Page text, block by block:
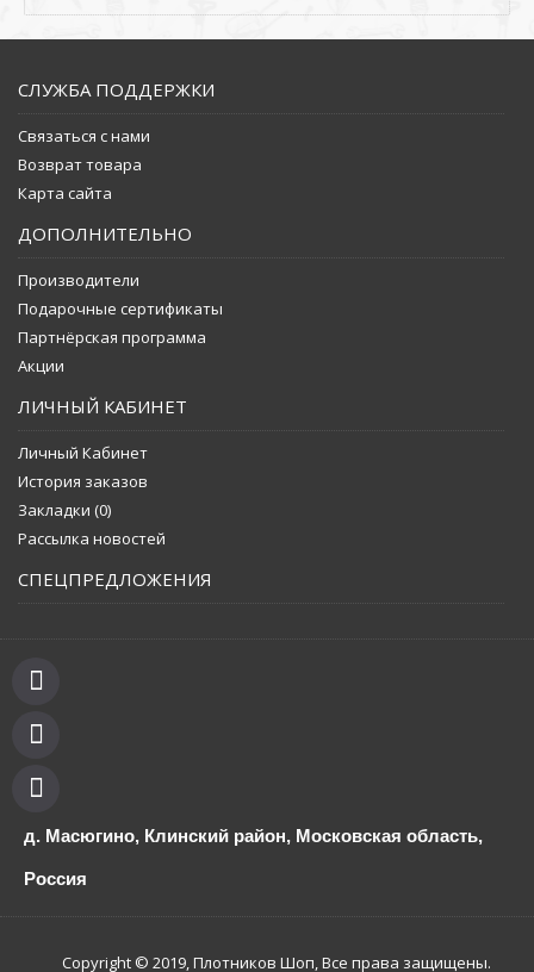
СЛУЖБА ПОДДЕРЖКИ
Связаться с нами
Возврат товара
Карта сайта
ДОПОЛНИТЕЛЬНО
Производители
Подарочные сертификаты
Партнёрская программа
Акции
ЛИЧНЫЙ КАБИНЕТ
Личный Кабинет
История заказов
Закладки (0)
Рассылка новостей
СПЕЦПРЕДЛОЖЕНИЯ
д. Масюгино, Клинский район, Московская область,
Россия
Copyright © 2019, Плотников Шоп, Все права защищены.